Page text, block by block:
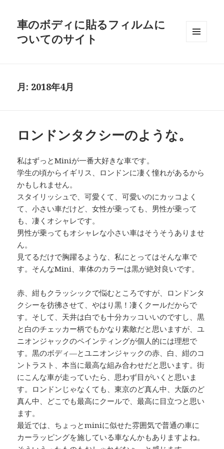
車のボディに貼るフィルムに
ついてのサイト
月: 2018年4月
ロンドンタクシーのような。
私はずっとMiniが一番大好きな車です。
学生の頃からイギリス、ロンドンに凄く憧れがあるから
かもしれません。
スタイリッシュで、可愛くて、可愛いのにカッコよく
て、小さい車だけど、女性が乗っても、男性が乗って
も、凄くオシャレです。
男性が乗ってもオシャレな小さい車はそうそうありませ
ん。
見てるだけで胸躍るような、私にとってはそんな車で
す。そんなMini、車体のカラーは黒が絶対良いです。
赤、紺もクラッシックで悩むところですが、ロンドンタ
クシーを彷彿させて、やはり黒！凄くクールだからで
す。そして、天井は白でも十分カッコいいのですし、黒
と白のチェッカー柄でもかなり素敵だと思いますが、ユ
ニオンジャックのペインティングが個人的には理想で
す。黒のボディ―とユニオンジャックの赤、白、紺のコ
ントラスト、本当に最高な組み合わせだと思います。街
にこんな車が走っていたら、思わず目がいくと思いま
す。ロンドンじゃなくても、東京のど真ん中、大阪のど
真ん中、どこでも最高にクールで、最高に目立つと思い
ます。
最近では、ちょっとminiに似せた雰囲気で普通の車に
カーラッピングを施している車なんかもありますよね。